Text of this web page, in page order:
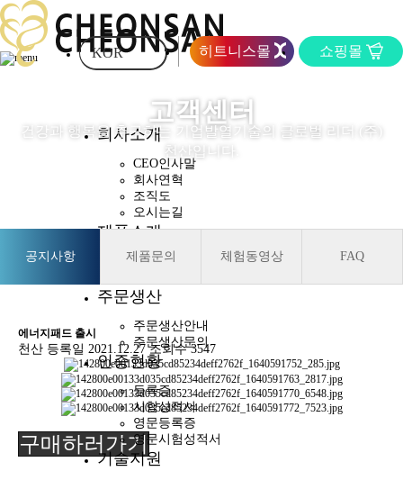
회사소개
CEO인사말
회사연혁
조직도
오시는길
제품소개
천산발열벨트
주문생산
주문생산안내
주문생산문의
인증현황
등록증
시험성적서
영문등록증
영문시험성적서
기술지원
KOR 히트니스몰 쇼핑몰
고객센터
건강과 행복을 추구하는 기업발열기술의 글로벌 리더 (주)
천산입니다.
공지사항 제품문의 체험동영상 FAQ
에너지패드 출시
천산 등록일 2021.12.27조회수 3547
구매하러가기